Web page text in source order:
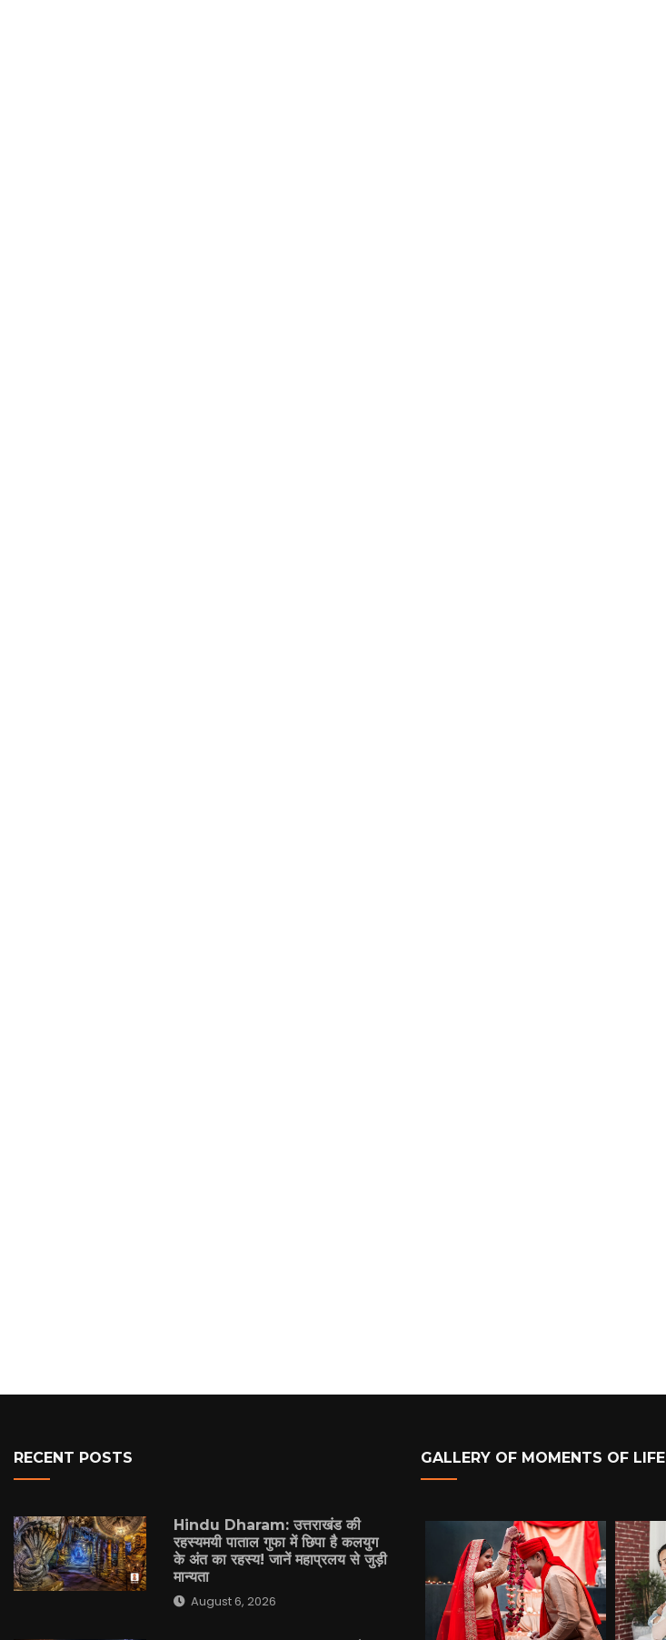
RECENT POSTS
Hindu Dharam: उत्तराखंड की
रहस्यमयी पाताल गुफा में छिपा है कलयुग
के अंत का रहस्य! जानें महाप्रलय से जुड़ी
मान्यता
August 6, 2026
GALLERY OF MOMENTS OF LIFE